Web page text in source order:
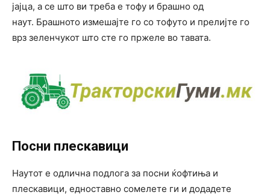
јајца, а се што ви треба е тофу и брашно од
наут. Брашното измешајте го со тофуто и прелијте го
врз зеленчукот што сте го пржеле во тавата.
Посни плескавици
Наутот е одлична подлога за посни ќофтиња и
плескавици, едноставно сомелете ги и додадете